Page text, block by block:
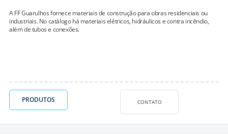
A FF Guarulhos fornece materiais de construção para obras residenciais ou
industriais. No catálogo há materiais elétricos, hidráulicos e contra incêndio,
além de tubos e conexões.
PRODUTOS CONTATO